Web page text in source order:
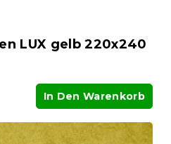
LUX gelb 220x240
In Den Warenkorb